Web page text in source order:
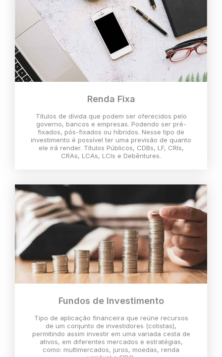
Renda Fixa
Títulos de dívida que podem ser oferecidos pelo
governo, bancos e empresas. Podendo ser pré-
fixados, pós-fixados ou híbridos. Nesse tipo de
investimento é possível ter uma previsão de quanto
ele irá render. Títulos Públicos, CDBs, LF, CRIs,
CRAs, LCAs, LCIs e Debêntures.
Fundos de Investimento
Tipo de aplicação financeira que reúne recursos
de um conjunto de investidores (cotistas),
permitindo assim investir em uma variada cesta de
ativos, em diferentes mercados e estratégias,
como: multimercados, juros, moedas, renda